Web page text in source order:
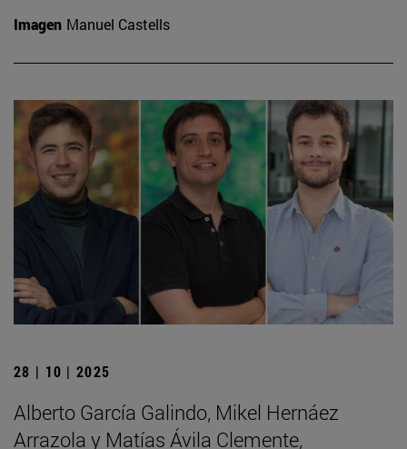
Imagen Manuel Castells
28 | 10 | 2025
Alberto García Galindo, Mikel Hernáez
Arrazola y Matías Ávila Clemente,